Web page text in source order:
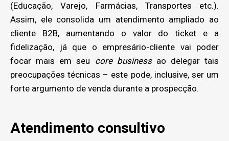
(Educação, Varejo, Farmácias, Transportes etc.).
Assim, ele consolida um atendimento ampliado ao
cliente B2B, aumentando o valor do ticket e a
fidelização, já que o empresário-cliente vai poder
focar mais em seu core businessao delegar tais
preocupações técnicas – este pode, inclusive, ser um
forte argumento de venda durante a prospecção.
Atendimento consultivo